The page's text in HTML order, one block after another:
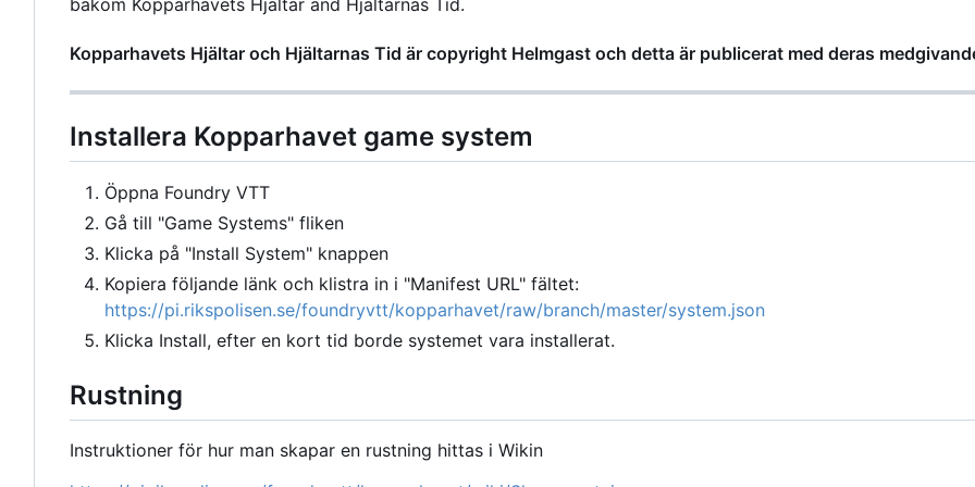
Kopparhavets Hjältar och Hjältarnas Tid är copyright Helmgast och detta är publicerat med deras
Installera Kopparhavet game system
Öppna Foundry VTT
Gå till "Game Systems" fliken
Klicka på "Install System" knappen
Kopiera följande länk och klistra in i "Manifest URL" fältet:
https://pi.rikspolisen.se/foundryvtt/kopparhavet/raw/branch/master/system.json
Klicka Install, efter en kort tid borde systemet vara installerat.
Rustning
Instruktioner för hur man skapar en rustning hittas i Wikin